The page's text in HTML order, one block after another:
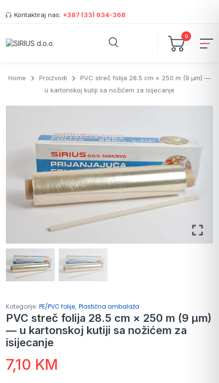
Kontaktiraj nas: +387 (33) 634-368
0
Home Proizvodi
PVC streč folija 28.5 cm × 250 m (9 µm) —
u kartonskoj kutiji sa nožićem za isijecanje
Kategorije: PE/PVC folije Plastična ambalaža
PVC streč folija 28.5 cm × 250 m (9 µm)
— u kartonskoj kutiji sa nožićem za
isijecanje
7,10 KM